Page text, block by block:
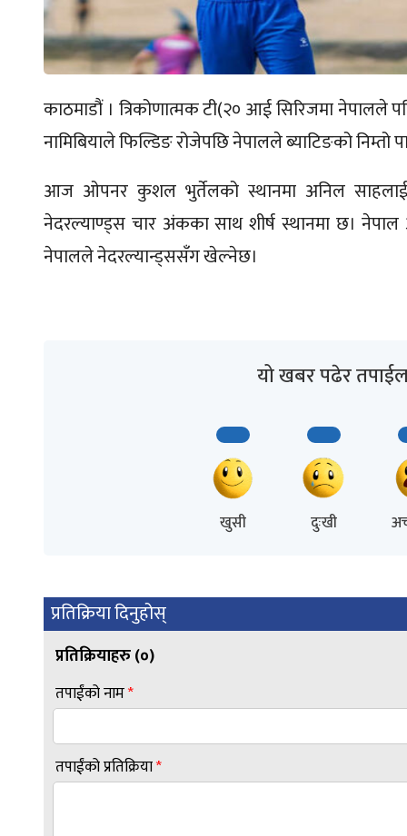
काठमाडौं । त्रिकोणात्मक टी(२० आई सिरिजमा नेपालले
नामिबियाले फिल्डिङ रोजेपछि नेपालले ब्याटिङको निम्तो
आज ओपनर कुशल भुर्तेलको स्थानमा अनिल
नेदरल्याण्ड्स चार अंकका साथ शीर्ष स्थानमा छ।
नेपालले नेदरल्यान्ड्ससँग खेल्नेछ।
यो खबर पढेर
खुसी दुःखी
प्रतिक्रिया दिनुहोस्
प्रतिक्रियाहरु (०)
तपाईंको नाम*
तपाईंको प्रतिक्रिया*